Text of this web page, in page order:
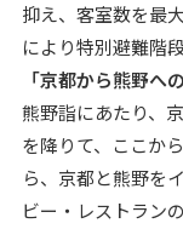
抑え、客室数を最
により特別避難階
「京都から熊野へ
熊野詣にあたり、
を降りて、ここか
ら、京都と熊野を
ビー・レストラン